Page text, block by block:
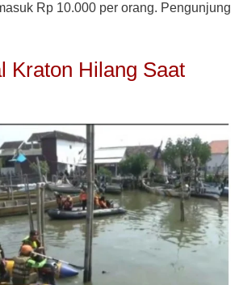
Rp 10.000 per orang. Pengunjung
Kraton Hilang Saat